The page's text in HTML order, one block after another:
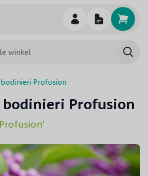
Profusion
bodinieri Profusion